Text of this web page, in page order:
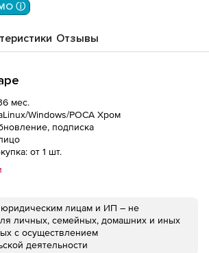
ⓘ
Отзывы
мес.
Windows/РОСА Хром
подписка
от 1 шт.
юридическим лицам и ИП – не
личных, семейных, домашних и иных
с осуществлением
деятельности